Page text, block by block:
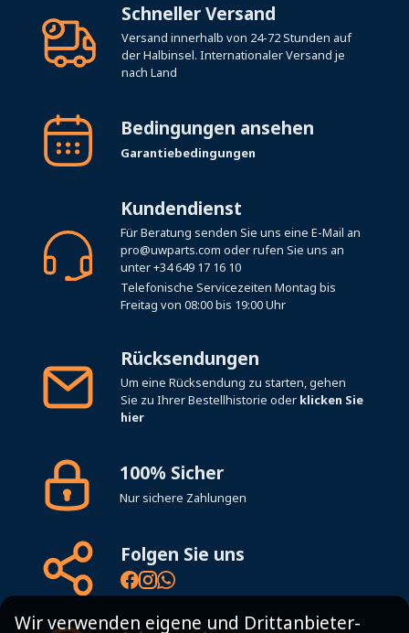
Schneller Versand
Versand innerhalb von 24-72 Stunden auf
der Halbinsel. Internationaler Versand je
nach Land
Bedingungen ansehen
Garantiebedingungen
Kundendienst
Für Beratung senden Sie uns eine E-Mail an
pro@uwparts.com oder rufen Sie uns an
unter+34 649 17 16 10
Telefonische Servicezeiten Montag bis
Freitag von 08:00 bis 19:00 Uhr
Rücksendungen
Um eine Rücksendung zu starten, gehen
Sie zu Ihrer Bestellhistorie oder klicken Sie
hier
100% Sicher
Nur sichere Zahlungen
Folgen Sie uns
Wir verwenden eigene und Drittanbieter-